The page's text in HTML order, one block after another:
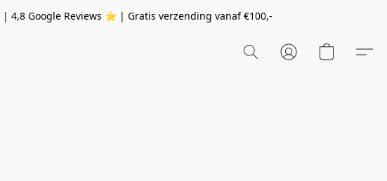
| 4,8 Google Reviews ⭐️ | Gratis verzending vanaf€100,-